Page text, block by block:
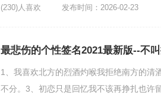
(230)人喜欢 发布时间：2026-02-23
最悲伤的个性签名2021最新版--不
1、我喜欢北方的烈酒灼喉我拒绝南方的清
不分。3、初恋只是回忆我不该再挣扎也许